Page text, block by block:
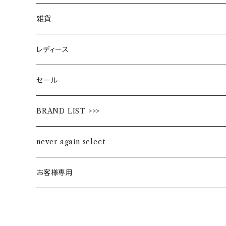
雑貨
レディース
セール
BRAND LIST >>>
ALL STAR
Alohaloha
never again select
お客様専用